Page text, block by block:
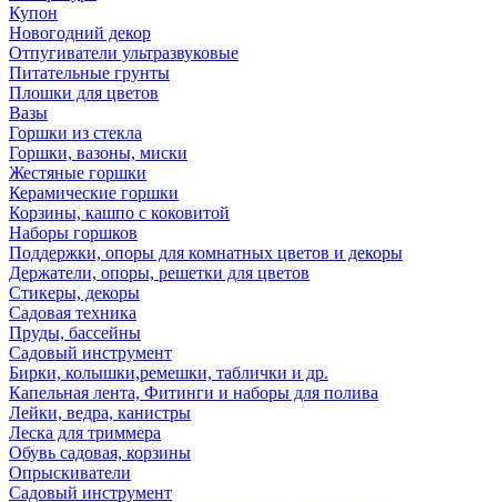
Купон
Новогодний декор
Отпугиватели ультразвуковые
Питательные грунты
Плошки для цветов
Вазы
Горшки из стекла
Горшки, вазоны, миски
Жестяные горшки
Керамические горшки
Корзины, кашпо с коковитой
Наборы горшков
Поддержки, опоры для комнатных цветов и декоры
Держатели, опоры, решетки для цветов
Стикеры, декоры
Садовая техника
Пруды, бассейны
Садовый инструмент
Бирки, колышки,ремешки, таблички и др.
Капельная лента, Фитинги и наборы для полива
Лейки, ведра, канистры
Леска для триммера
Обувь садовая, корзины
Опрыскиватели
Садовый инструмент